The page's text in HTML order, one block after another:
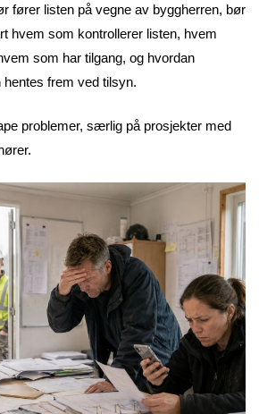
fører listen på vegne av byggherren, bør
hvem som kontrollerer listen, hvem
som har tilgang, og hvordan
frem ved tilsyn.
problemer, særlig på prosjekter med